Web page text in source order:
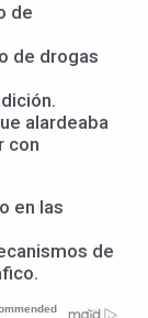
de
de drogas
alardeaba
con
en las
de